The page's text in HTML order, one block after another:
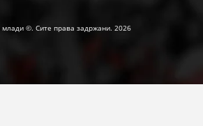
млади ©. Сите права задржани. 2026